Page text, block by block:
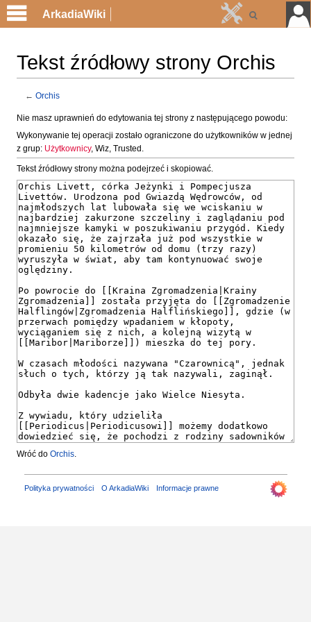
Tekst źródłowy strony Orchis
← Orchis
Przejdź
do
nawigacji
Przejdź
do
wyszukiwania
Nie masz uprawnień do edytowania tej strony z następującego powodu:
Wykonywanie tej operacji zostało ograniczone do użytkowników w jednej
z grup: Użytkownicy, Wiz, Trusted.
Tekst źródłowy strony można podejrzeć i skopiować.
Wróć do Orchis
Polityka prywatności O ArkadiaWiki Informacje prawne
ArkadiaWiki